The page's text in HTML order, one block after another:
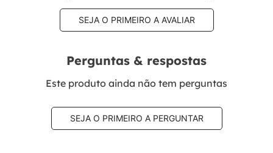
SEJA O PRIMEIRO A AVALIAR
Perguntas & respostas
Este produto ainda não tem perguntas
SEJA O PRIMEIRO A PERGUNTAR